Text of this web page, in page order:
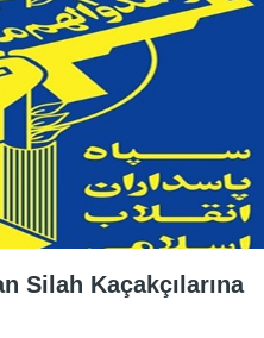
Silah Kaçakçılarına